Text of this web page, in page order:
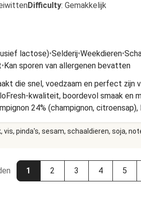
Difficulty: Gemakkelijk
lactose)•Selderij•Weekdieren•
•Kan sporen van allergenen bevatten
die snel, voedzaam en perfect
kwaliteit, boordevol smaak en
24% (champignon,
KAAS 1,5% (MELK, zetmeel, zout,
eekhoorntjesbrood 0,3%,
MOSTERD, SCHAALDIEREN, SOYA
voor op 175 graden, 2) verwijder
bedek de bovenkant van het bakje
vis, pinda's, sesam, schaaldieren, soja,
1 2 3 4 5